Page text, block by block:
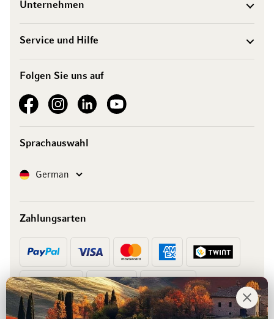
Unternehmen
Service und Hilfe
Folgen Sie uns auf
See our FacebookSee our Instagram account
See our LinkedInSee our YouTube channel
Sprachauswahl
SpracheGerman
Zahlungsarten
Vorkasse Rechnung